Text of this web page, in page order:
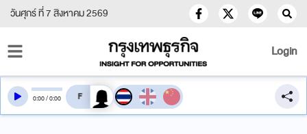
วันศุกร์ ที่ 7 สิงหาคม 2569
Login
0:00/0:00 สลับเสียงอ่าน